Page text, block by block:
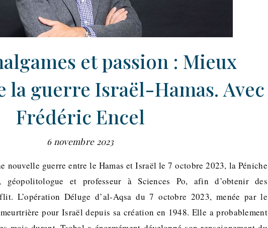
et passion : Mieux
la guerre Israël-Hamas. Avec
Frédéric Encel
6 novembre 2023
nouvelle guerre entre le Hamas et Israël le 7 octobre 2023, la Péniche
géopolitologue et professeur à Sciences Po, afin d’obtenir des
L’opération Déluge d’al-Aqsa du 7 octobre 2023, menée par le
pour Israël depuis sa création en 1948. Elle a probablement